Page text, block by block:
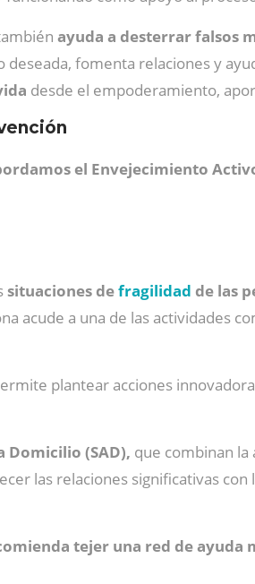
ayuda a desterrar falsos
deseada, fomenta relaciones y
desde el empoderamiento,
el Envejecimiento
situaciones defragilidad de las
acude a una de las actividades
plantear acciones
Domicilio (SAD), que combinan
las relaciones significativas
tejer una red de ayuda